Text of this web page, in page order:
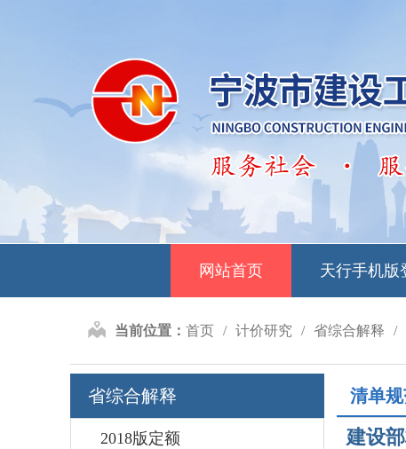
网站首页 天行手机版
当前位置： 首页 计价研究 省综合解释
省综合解释
2018版定额
清单
建设